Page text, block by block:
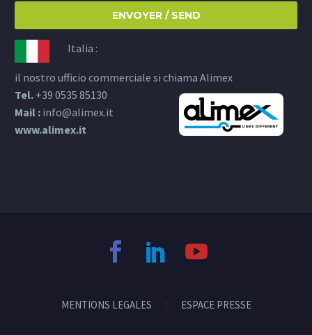
Italia :
il nostro ufficio commerciale si chiama Alimex
Tel. +39 0535 85130
Mail : info@alimex.it
www.alimex.it
MENTIONS LEGALES ESPACE PRESSE